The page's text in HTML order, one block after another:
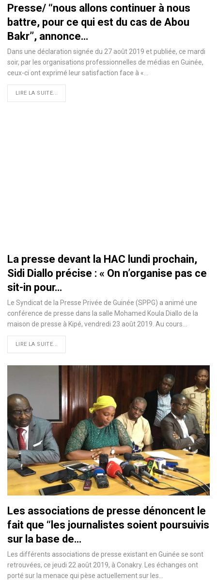
Presse/ ‘‘nous allons continuer à nous
battre, pour ce qui est du cas de Abou
Bakr’’, annonce…
Dans une déclaration signée du 27 août 2019 et publiée, ce mardi
soir, par les organisations professionnelles de médias en Guinée,
ceux-ci ont exprimé leur satisfaction face à «
LIRE LA SUITE...
La presse devant la HAC lundi prochain,
Sidi Diallo précise : « On n’organise pas ce
sit-in pour…
Le Syndicat de la Presse Privée de Guinée (SPPG) a animé une
conférence de presse dans la salle Mohamed Koula Diallo de la
maison de presse à Kipé, vendredi 23 août 2019. Au cours…
LIRE LA SUITE...
Les associations de presse dénoncent le
fait que ‘‘les journalistes soient poursuivis
sur la base de…
Les différents associations de presse existant en Guinée se sont
retrouvées, ce jeudi 22 août 2019, à Conakry. Les échanges ont
porté sur la menace qui pèse actuellement sur les